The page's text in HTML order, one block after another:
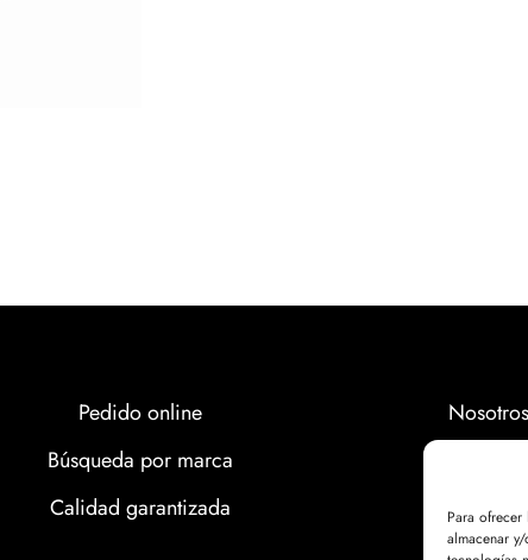
Para
almacenar
Pedido online
Búsqueda por marca
Calidad garantizada
Nosotros
Calidad